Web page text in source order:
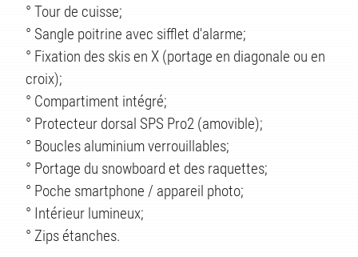
° Tour de cuisse;
° Sangle poitrine avec sifflet d'alarme;
° Fixation des skis en X (portage en diagonale ou en
croix);
° Compartiment intégré;
° Protecteur dorsal SPS Pro2 (amovible);
° Boucles aluminium verrouillables;
° Portage du snowboard et des raquettes;
° Poche smartphone / appareil photo;
° Intérieur lumineux;
° Zips étanches.